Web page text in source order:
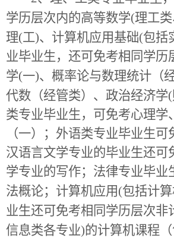
学历层次内的高等数学(理工
理(工)、计算机应用基础(包括
业毕业生，还可免考相同学历
学(一)、概率论与数理统计（
代数（经管类）、政治经济学(
类专业毕业生，可免考心理学
（一）；外语类专业毕业生可
汉语言文学专业的毕业生还可
学专业的写作；法律专业毕业
法概论；计算机应用(包括计
业生还可免考相同学历层次非
信息类各专业)的计算机课程（